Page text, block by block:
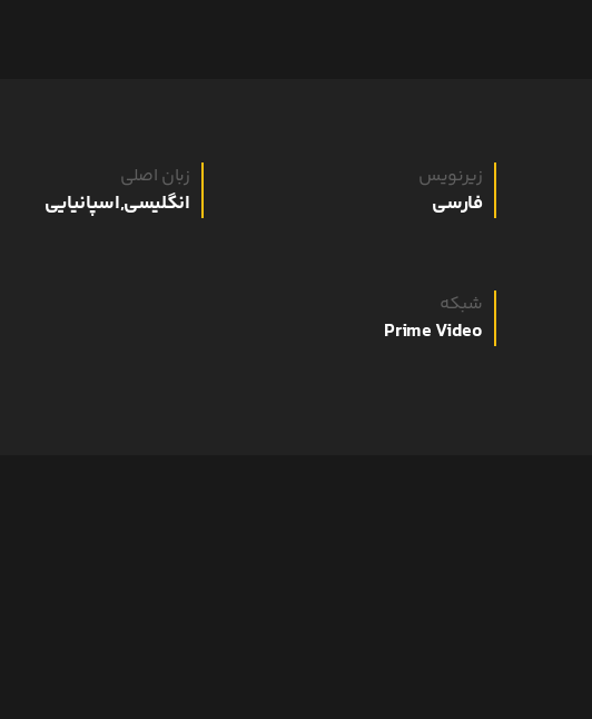
زیرنویس
فارسی
زبان اصلی
انگلیسی,اسپانیایی
شبکه
Prime Video